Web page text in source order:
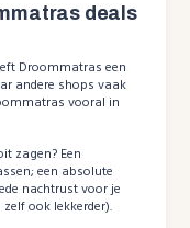
deals
Droommatras een
andere shops vaak
vooral in
zagen? Een
een absolute
nachtrust voor je
ook lekkerder).